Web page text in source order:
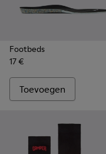
Footbeds
17 €
Toevoegen